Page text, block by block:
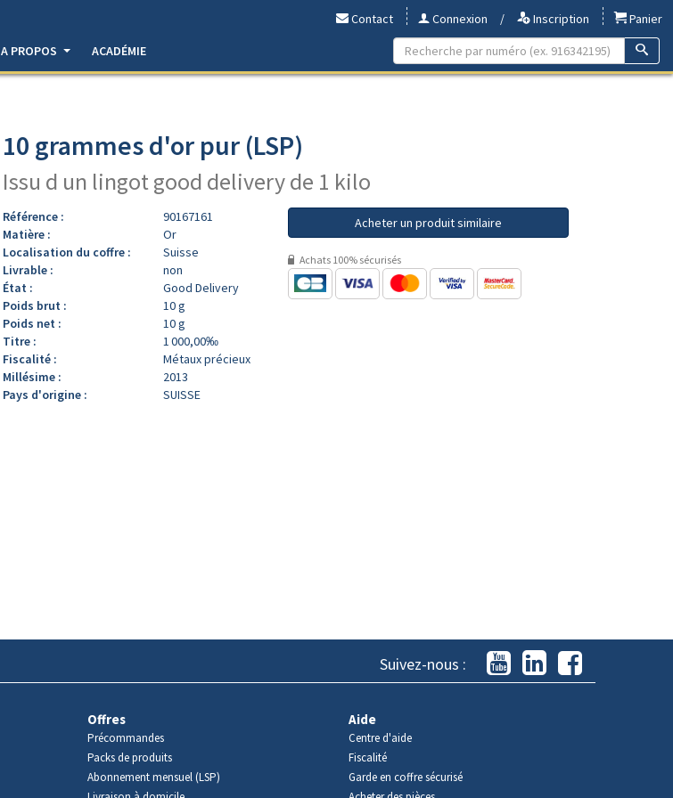
Contact Connexion / Inscription
Panier
A PROPOS ACADÉMIE
10 grammes d'or pur (LSP)
Issu d un lingot good delivery de 1 kilo
Référence :
90167161
Matière :
Or
Localisation du coffre :
Suisse
Livrable :
non
État :
Good Delivery
Poids brut :
10 g
Poids net :
10 g
Titre :
1 000,00‰
Fiscalité :
Métaux précieux
Millésime :
2013
Pays d'origine :
SUISSE
Acheter un produit similaire
Achats 100% sécurisés
Suivez-nous :
Offres
Précommandes
Packs de produits
Abonnement mensuel (LSP)
Aide
Centre d'aide
Fiscalité
Garde en coffre sécurisé